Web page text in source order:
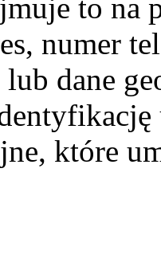
to na
numer
lub dane
które